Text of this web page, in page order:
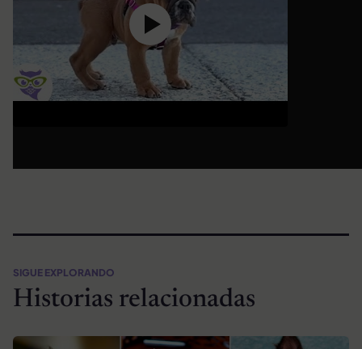
SIGUE EXPLORANDO
Historias relacionadas